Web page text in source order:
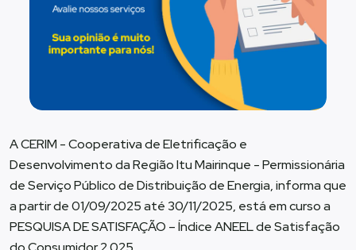
A CERIM - Cooperativa de Eletrificação e
Desenvolvimento da Região Itu Mairinque - Permissionária
de Serviço Público de Distribuição de Energia, informa que
a partir de 01/09/2025 até 30/11/2025, está em curso a
PESQUISA DE SATISFAÇÃO – Índice ANEEL de Satisfação